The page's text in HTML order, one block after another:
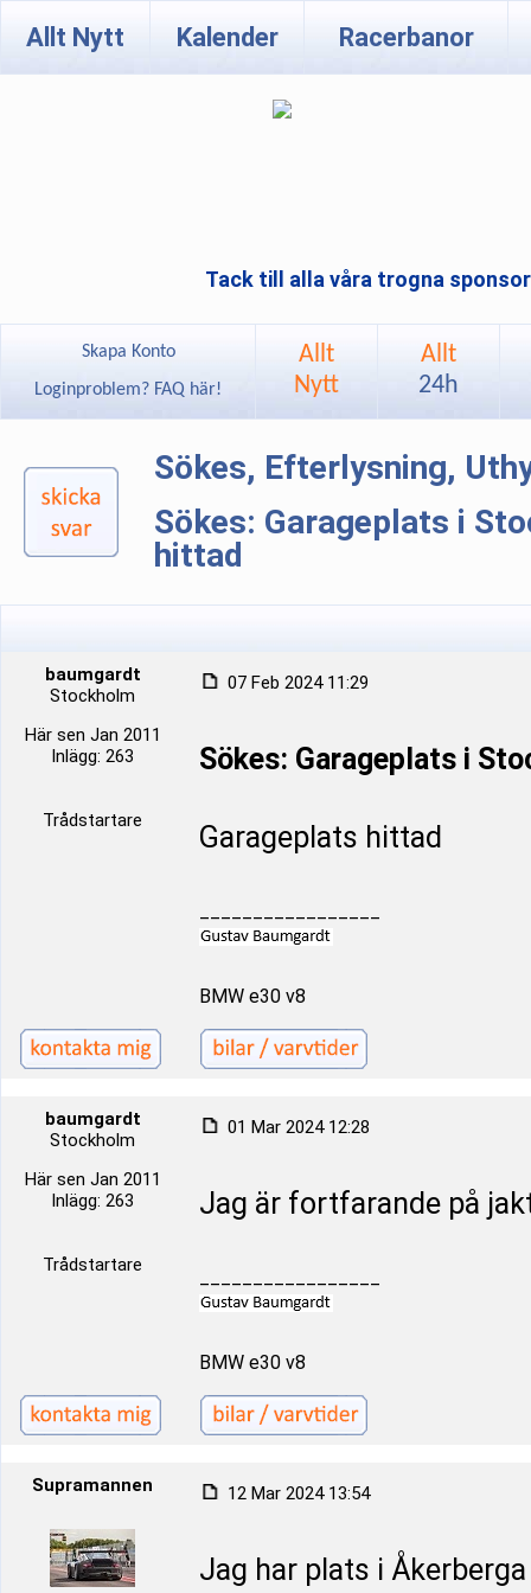
Allt Nytt Kalender Racerbanor
Tack till alla våra trogna
Skapa Konto
Loginproblem? FAQ här!
Allt
Nytt
Allt
24h
Sökes, Efterlysning,
Sökes: Garageplats i
hittad
baumgardt
Stockholm
Här sen Jan 2011
Inlägg: 263
Trådstartare
07 Feb 2024 11:29
Sökes: Garageplats i
Garageplats hittad
BMW e30 v8
baumgardt
Stockholm
Här sen Jan 2011
Inlägg: 263
Trådstartare
01 Mar 2024 12:28
Jag är fortfarande på
BMW e30 v8
Supramannen 12 Mar 2024 13:54
Jag har plats i Åkerberga